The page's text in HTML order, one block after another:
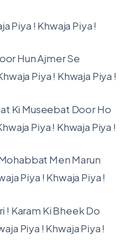
Piya ! Khwaja Piya !
Hun Ajmer Se
Piya ! Khwaja Piya !
Ki Museebat Door Ho
Piya ! Khwaja Piya !
Men Marun
Piya ! Khwaja Piya !
! Karam Ki Bheek Do
Piya ! Khwaja Piya !